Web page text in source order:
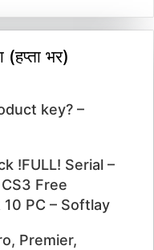
(हप्ता भर)
key? –
!FULL! Serial –
Free
PC – Softlay
Premier,